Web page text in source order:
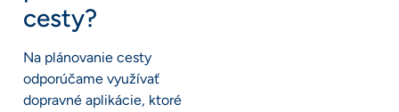
cesty?
Na plánovanie cesty
odporúčame využívať
dopravné aplikácie, ktoré